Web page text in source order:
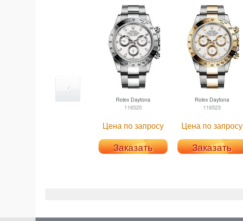
Rolex Daytona
116520
Цена по запросу
Заказать
Rolex Daytona
116523
Цена по запросу
Заказать